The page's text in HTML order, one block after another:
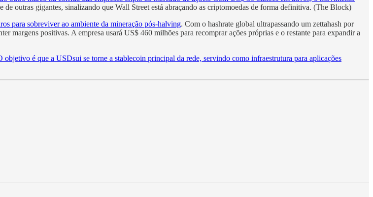
de outras gigantes, sinalizando que Wall Street está abraçando as criptomoedas de forma definitiva. (The Block)
para sobreviver ao ambiente da mineração pós-halving. Com o hashrate global ultrapassando um zettahash por
margens positivas. A empresa usará US$ 460 milhões para recomprar ações próprias e o restante para expandir a
objetivo é que a USDsui se torne a stablecoin principal da rede, servindo como infraestrutura para aplicações